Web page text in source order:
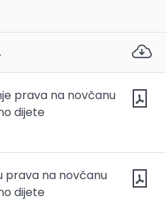
prava na novčanu
dijete
prava na novčanu
dijete